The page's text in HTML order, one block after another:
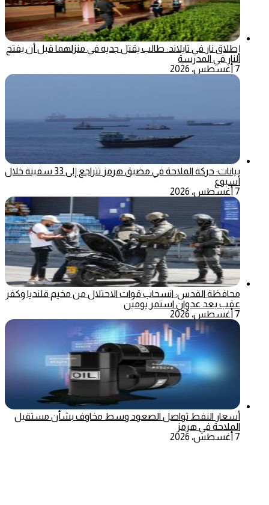
إطلاق نار في تايلاند: طالب يقتل جديه في منزلهما قبل أن يفتح
النار في المدرسة
7 أغسطس، 2026
بيانات: حركة الملاحة في مضيق هرمز تتراجع إلى 33 سفينة خلال
أسبوع
7 أغسطس، 2026
محافظة القدس: انسحاب قوات الاحتلال من مخيم قلنديا وكفر
عقب بعد عدوان استمر يومين
7 أغسطس، 2026
أسعار النفط تواصل الصعود وسط مخاوف بشأن مستقبل
الملاحة في هرمز
7 أغسطس، 2026